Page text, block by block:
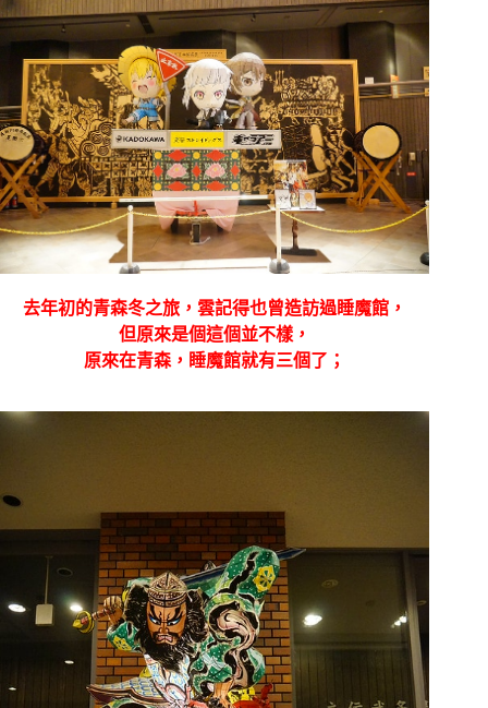
去年初的青森冬之旅，雲記得也曾造訪過睡魔館，
但原來是個這個並不樣，
原來在青森，睡魔館就有三個了；